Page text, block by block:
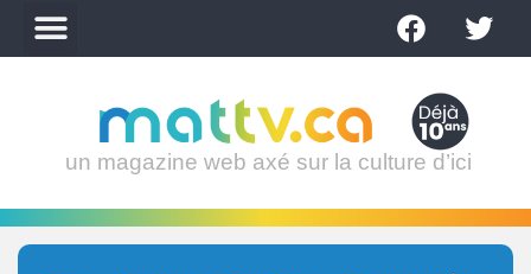
un magazine web axé sur la culture d’ici